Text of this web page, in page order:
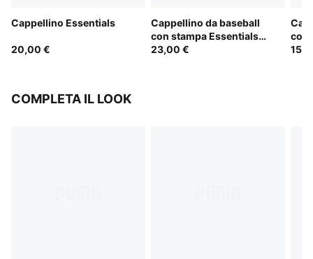
Cappellino Essentials
20,00 €
Cappellino da baseball
con stampa Essentials
Elevated
23,00 €
con
COMPLETA IL LOOK